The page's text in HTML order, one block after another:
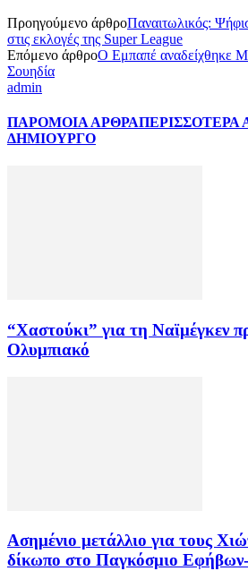
Προηγούμενο άρθροΠαναιτωλικός:
στις εκλογές της Super League
Επόμενο άρθροΟ Εμπαπέ αναδείχθηκε
Σουηδία
admin
ΠΑΡΟΜΟΙΑ ΑΡΘΡΑΠΕΡΙΣΣΟΤΕΡΑ
ΔΗΜΙΟΥΡΓΟ
“Χαστούκι” για τη Ναϊμέγκεν
Ολυμπιακό
Ασημένιο μετάλλιο για τους
δίκωπο στο Παγκόσμιο